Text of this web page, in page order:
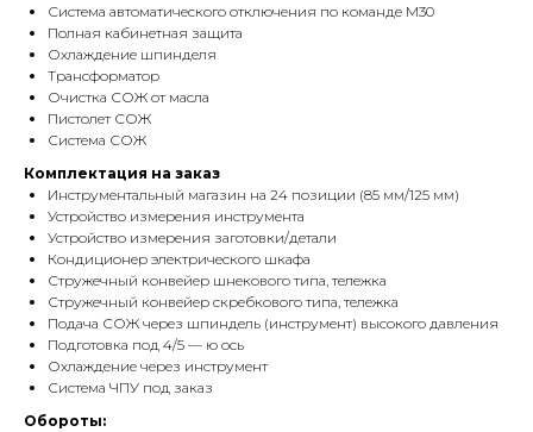
Система автоматического отключения по команде M30
Полная кабинетная защита
Охлаждение шпинделя
Трансформатор
Очистка СОЖ от масла
Пистолет СОЖ
Система СОЖ
Комплектация на заказ
Инструментальный магазин на 24 позиции (85 мм/125 мм)
Устройство измерения инструмента
Устройство измерения заготовки/детали
Кондиционер электрического шкафа
Стружечный конвейер шнекового типа, тележка
Стружечный конвейер скребкового типа, тележка
Подача СОЖ через шпиндель (инструмент) высокого давления
Подготовка под 4/5 — ю ось
Охлаждение через инструмент
Система ЧПУ под заказ
Обороты: